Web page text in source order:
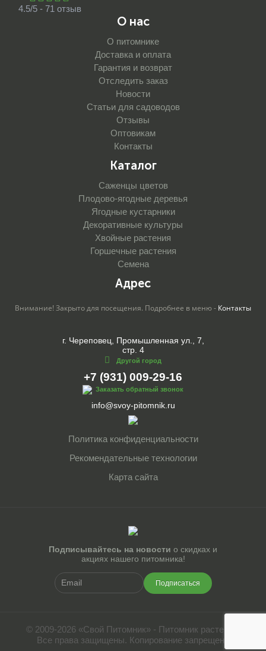
4.5/5 - 71 отзыв
О нас
О питомнике
Доставка и оплата
Гарантия и возврат
Отследить заказ
Новости
Статьи для садоводов
Отзывы
Оптовикам
Контакты
Каталог
Саженцы цветов
Плодово-ягодные деревья
Ягодные кустарники
Декоративные культуры
Хвойные растения
Горшечные растения
Семена
Адрес
Внимание! Закрыто для посещения. Подробнее в меню - Контакты
г. Череповец, Промышленная ул., 7,
стр. 4
Другой город
+7 (931) 009-29-16
Заказать обратный звонок
info@svoy-pitomnik.ru
Политика конфиденциальности
Рекомендательные технологии
Карта сайта
Подписывайтесь на новости о скидках и
акциях нашего питомника!
Подписаться
© 2009-2026 «Свой Питомник» - Питомник растений.
Все права защищены. Копирование запрещено